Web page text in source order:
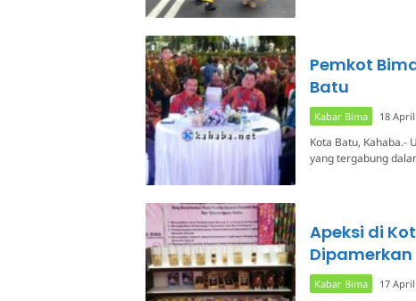
Pemkot
Batu
Kabar Bima 18
Kota Batu, Kahaba.-
yang tergabung
Apeksi di
Dipamerkan
Kabar Bima 17